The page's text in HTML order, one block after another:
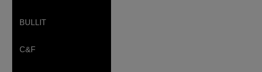
BULLIT
C&F